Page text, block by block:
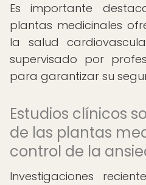
Es importante
plantas medicinales
la salud
supervisado por
para garantizar su
Estudios clínicos
de las plantas
control de la
Investigaciones